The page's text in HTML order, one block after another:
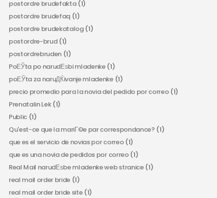
postordre brudefakta(1)
postordre brudefaq (1)
postordre brudekatalog(1)
postordre-brud(1)
postordrebruden (1)
PoЕЎta po narudЕѕbi mladenke(1)
poЕЎta za naruДЌivanje mladenke(1)
precio promedio para la novia del pedido por correo(1)
Prenatalin Lek(1)
Public(1)
Qu'est-ce que la mariГ©e par correspondance? (1)
que es el servicio de novias por correo(1)
que es una novia de pedidos por correo(1)
Real Mail narudЕѕbe mladenke web stranice(1)
real mail order bride (1)
real mail order bride site(1)